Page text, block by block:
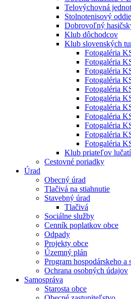
Telovýchovná
Stolnotenisový
Dobrovoľný
Klub dôchodcov
Klub slovenských
Fotogaléria
Fotogaléria
Fotogaléria
Fotogaléria
Fotogaléria
Fotogaléria
Fotogaléria
Fotogaléria
Fotogaléria
Fotogaléria
Fotogaléria
Klub priateľov
Cestovné poriadky
Úrad
Obecný úrad
Tlačivá na stiahnutie
Stavebný úrad
Tlačivá
Sociálne služby
Cenník poplatkov obce
Odpady
Projekty obce
Územný plán
Program hospodárskeho a
Ochrana osobných údajov
Samospráva
Starosta obce